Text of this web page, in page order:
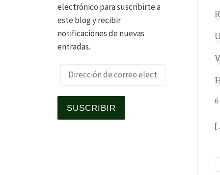
electrónico para suscribirte a
este blog y recibir
notificaciones de nuevas
entradas.
Dirección de correo electrónico
SUSCRIBIR